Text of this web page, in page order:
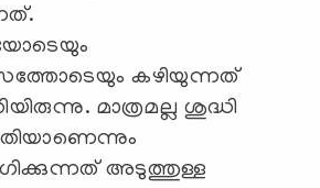
കഴിയുന്നത്
മാത്രമല്ല ശുദ്ധി
അടുത്തുള്ള